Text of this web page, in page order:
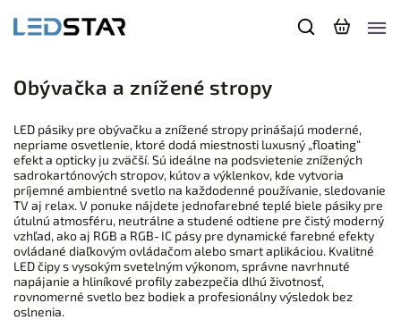
Obývačka a znížené stropy
LED pásiky pre obývačku a znížené stropy prinášajú moderné,
nepriame osvetlenie, ktoré dodá miestnosti luxusný „floating“
efekt a opticky ju zväčší. Sú ideálne na podsvietenie znížených
sadrokartónových stropov, kútov a výklenkov, kde vytvoria
príjemné ambientné svetlo na každodenné používanie, sledovanie
TV aj relax. V ponuke nájdete jednofarebné teplé biele pásiky pre
útulnú atmosféru, neutrálne a studené odtiene pre čistý moderný
vzhľad, ako aj RGB a RGB‑IC pásy pre dynamické farebné efekty
ovládané diaľkovým ovládačom alebo smart aplikáciou. Kvalitné
LED čipy s vysokým svetelným výkonom, správne navrhnuté
napájanie a hliníkové profily zabezpečia dlhú životnosť,
rovnomerné svetlo bez bodiek a profesionálny výsledok bez
oslnenia.